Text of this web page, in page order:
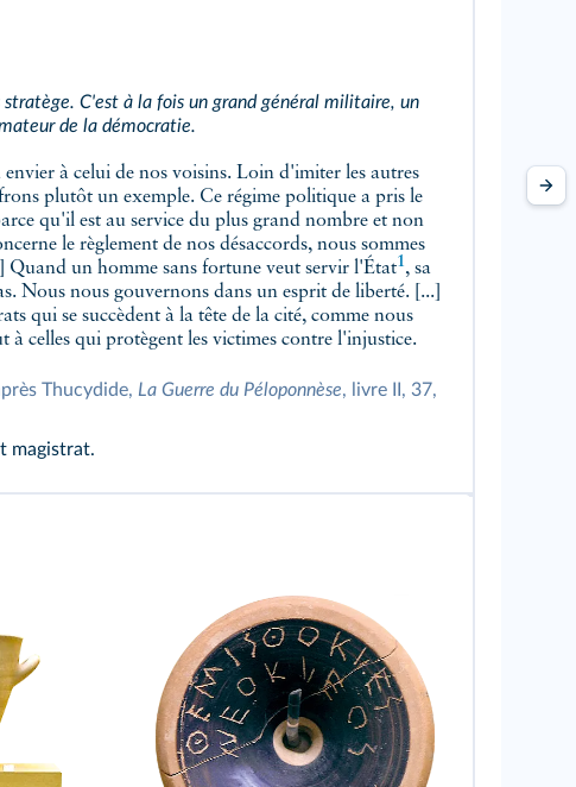
stratège. C'est à la fois un grand général militaire, un
de la démocratie.
plutôt un exemple. Ce régime politique a pris le
qu'il est au service du plus grand nombre et non
le règlement de nos désaccords, nous sommes
Quand un homme sans fortune veut servir l'État1, sa
Nous nous gouvernons dans un esprit de liberté. [...]
qui se succèdent à la tête de la cité, comme nous
à celles qui protègent les victimes contre l'injustice.
Thucydide, La Guerre du Péloponnèse, livre II, 37,
magistrat.